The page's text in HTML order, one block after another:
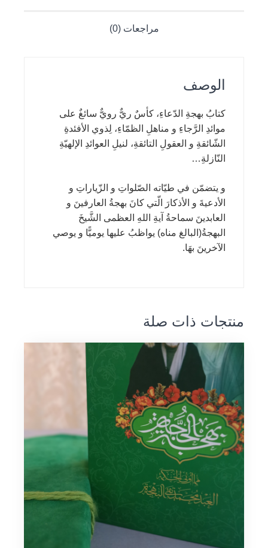
مراجعات (0)
الوصف
كتابُ بهجةِ الدّعاءِ، كأسٌ ريٌّ رويٌّ سائغٌ على
موائدِ الرَّجاءِ و مناهلِ الظمّاءِ، لِذوي الأفئدةِ
الشّائقةِ و العقولِ التائقةِ، لنيلِ العوائدِ الإلهيّةِ
النّازلةِ…
و يتضمّن في طيّاته الصّلواتِ و الزّياراتِ و
الأدعيةَ و الأذكارَ الّتي كانَ بهجةُ العارفينَ و
العابدينَ سماحةُ آيةِ اللهِ العظمى الشَّيخَ
البهجةُ(البالغ مناه) يواظبُ عليها يوميًّا و يوصي
الآخرينَ بهَا.
منتجات ذات صلة